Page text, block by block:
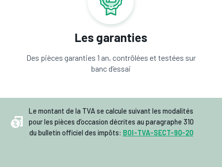
Les garanties
Des pièces garanties 1 an, contrôlées et testées sur
banc d’essai
Le montant de la TVA se calcule suivant les modalités
pour les pièces d’occasion décrites au paragraphe 310
du bulletin officiel des impôts: BOI-TVA-SECT-90-20